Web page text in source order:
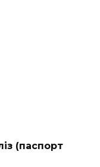
(паспорт